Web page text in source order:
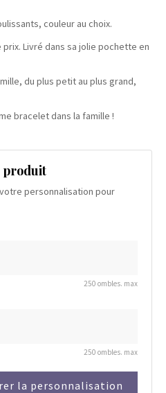
couleur au choix.
Livré dans sa jolie pochette en
du plus petit au plus grand,
bracelet dans la famille !
produit
personnalisation pour
250 ombles. max
250 ombles. max
la personnalisation